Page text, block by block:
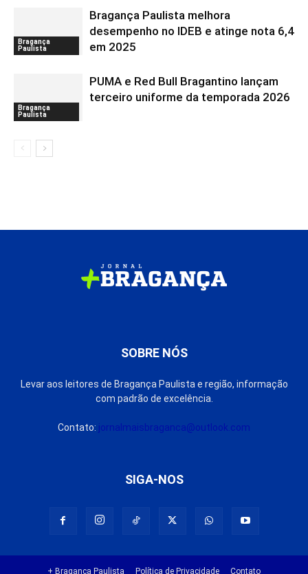
Bragança
Paulista
Bragança Paulista melhora
desempenho no IDEB e atinge nota 6,4
em 2025
Bragança
Paulista
PUMA e Red Bull Bragantino lançam
terceiro uniforme da temporada 2026
SOBRE NÓS
Levar aos leitores de Bragança Paulista e região, informação
com padrão de excelência.
Contato: jornalmaisbraganca@outlook.com
SIGA-NOS
+ Bragança Paulista Política de Privacidade Contato